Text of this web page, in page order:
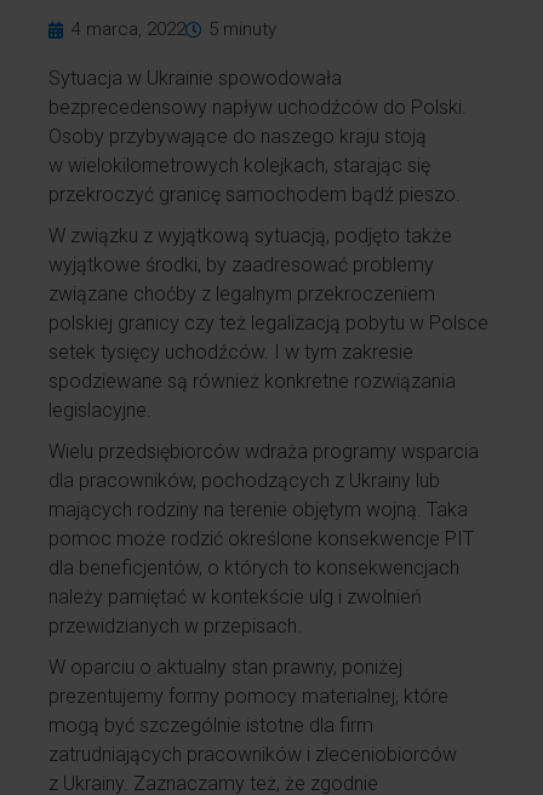
4 marca, 2022 5 minuty
Sytuacja w Ukrainie spowodowała
bezprecedensowy napływ uchodźców do Polski.
Osoby przybywające do naszego kraju stoją
w wielokilometrowych kolejkach, starając się
przekroczyć granicę samochodem bądź pieszo.
W związku z wyjątkową sytuacją, podjęto także
wyjątkowe środki, by zaadresować problemy
związane choćby z legalnym przekroczeniem
polskiej granicy czy też legalizacją pobytu w Polsce
setek tysięcy uchodźców. I w tym zakresie
spodziewane są również konkretne rozwiązania
legislacyjne.
Wielu przedsiębiorców wdraża programy wsparcia
dla pracowników, pochodzących z Ukrainy lub
mających rodziny na terenie objętym wojną. Taka
pomoc może rodzić określone konsekwencje PIT
dla beneficjentów, o których to konsekwencjach
należy pamiętać w kontekście ulg i zwolnień
przewidzianych w przepisach.
W oparciu o aktualny stan prawny, poniżej
prezentujemy formy pomocy materialnej, które
mogą być szczególnie istotne dla firm
zatrudniających pracowników i zleceniobiorców
z Ukrainy. Zaznaczamy też, że zgodnie